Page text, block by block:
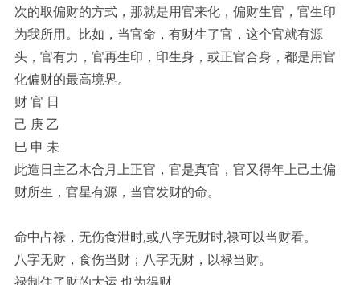
次的取偏财的方式，那就是用官来化，偏财生官，官生印
为我所用。比如，当官命，有财生了官，这个官就有源
头，官有力，官再生印，印生身，或正官合身，都是用官
化偏财的最高境界。
财 官 日
己 庚 乙
巳 申 未
此造日主乙木合月上正官，官是真官，官又得年上己土偏
财所生，官星有源，当官发财的命。
命中占禄，无伤食泄时,或八字无财时,禄可以当财看。
八字无财，食伤当财；八字无财，以禄当财。
禄制住了财的大运,也为得财。